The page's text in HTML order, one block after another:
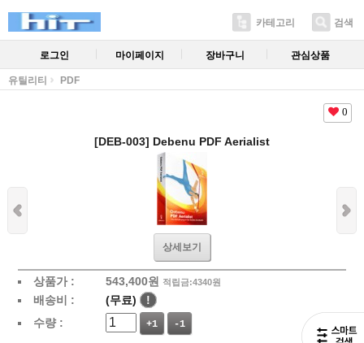
카테고리 검색
로그인 마이페이지 장바구니 관심상품
유틸리티 PDF
0
[DEB-003] Debenu PDF Aerialist
상세보기
상품가 : 543,400원 적립금:4340원
배송비 : (무료)
!
수량 :
+1 -1